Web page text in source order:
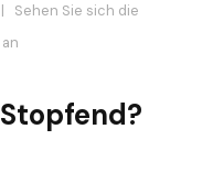
| Sehen Sie sich die